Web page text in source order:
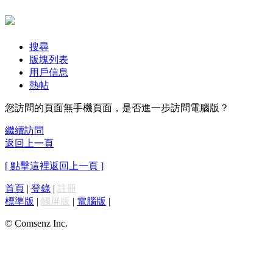
搜尋
版塊列表
用戶信息
熱帖
您訪問的頁面無手機頁面，是否進一步訪問電腦版？
繼續訪問
返回上一頁
[ 點擊這裡返回上一頁 ]
首頁 | 登錄 | 註冊
標準版 | 觸屏版 | 電腦版 |
© Comsenz Inc.